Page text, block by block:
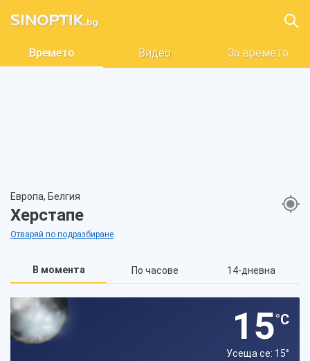
Времето Видео За времето
Европа, Белгия
Херстапе
Отваряй по подразбиране
В момента По часове 14-дневна
15°C
Усеща се: 15°